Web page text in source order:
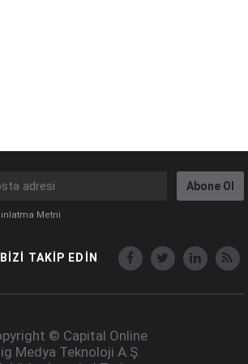
Abone Ol
Metni
BİZİ TAKİP EDİN
© Capital Online
Medya Teknoloji A.Ş.